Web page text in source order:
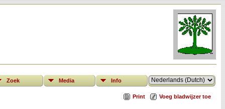
Zoek Media Info
Print Voeg bladwijzer toe